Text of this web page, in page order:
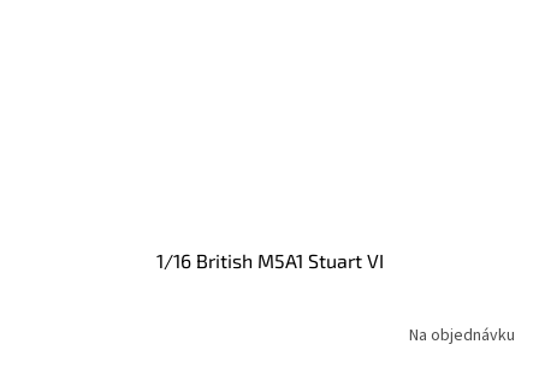
1/16 British M5A1 Stuart VI
Na objednávku